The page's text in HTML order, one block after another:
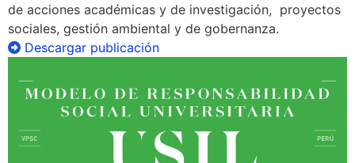
de acciones académicas y de investigación, proyectos
sociales, gestión ambiental y de gobernanza.
Descargar publicación